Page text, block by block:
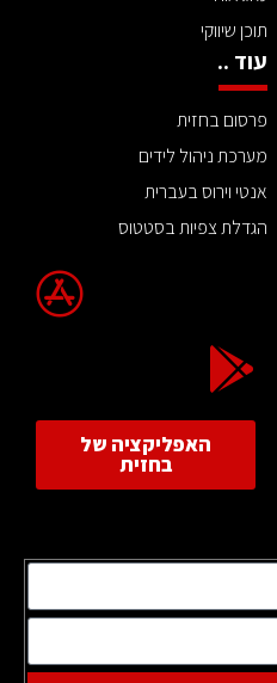
תוכן שיווקי
עוד ..
פרסום בחזית
מערכת ניהול לידים
אנטי וירוס בעברית
הגדלת צפיות בסטטוס
האפליקציה של
בחזית